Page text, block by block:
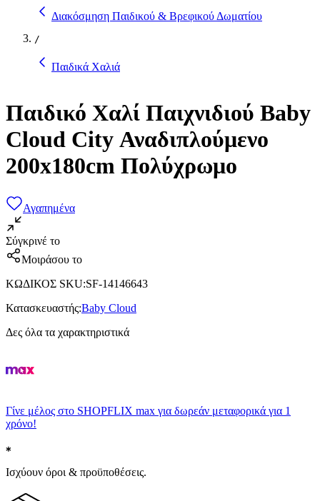
Διακόσμηση Παιδικού & Βρεφικού Δωματίου
/
Παιδικά Χαλιά
Παιδικό Χαλί Παιχνιδιού Baby
Cloud City Αναδιπλούμενο
200x180cm Πολύχρωμο
Αγαπημένα
Σύγκρινέ το
Μοιράσου το
ΚΩΔΙΚΟΣ SKU:SF-14146643
Κατασκευαστής:Baby Cloud
Δες όλα τα χαρακτηριστικά
Γίνε μέλος στο SHOPFLIX max για δωρεάν μεταφορικά για 1
χρόνο!
Ισχύουν όροι & προϋποθέσεις.